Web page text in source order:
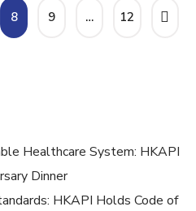
8 9 … 12
Healthcare System: HKAPI
Dinner
HKAPI Holds Code of